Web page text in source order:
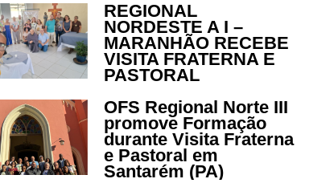
REGIONAL
NORDESTE A I –
MARANHÃO RECEBE
VISITA FRATERNA E
PASTORAL
OFS Regional Norte III
promove Formação
durante Visita Fraterna
e Pastoral em
Santarém (PA)